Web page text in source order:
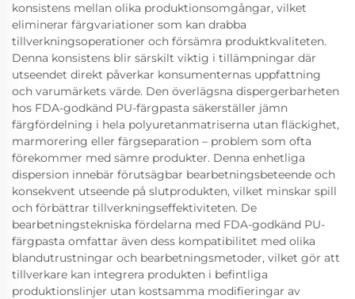
konsistens mellan olika produktionsomgångar, vilket
eliminerar färgvariationer som kan drabba
tillverkningsoperationer och försämra produktkvaliteten.
Denna konsistens blir särskilt viktig i tillämpningar där
utseendet direkt påverkar konsumenternas uppfattning
och varumärkets värde. Den överlägsna dispergerbarheten
hos FDA-godkänd PU-färgpasta säkerställer jämn
färgfördelning i hela polyuretanmatriserna utan fläckighet,
marmorering eller färgseparation – problem som ofta
förekommer med sämre produkter. Denna enhetliga
dispersion innebär förutsägbar bearbetningsbeteende och
konsekvent utseende på slutprodukten, vilket minskar spill
och förbättrar tillverkningseffektiviteten. De
bearbetningstekniska fördelarna med FDA-godkänd PU-
färgpasta omfattar även dess kompatibilitet med olika
blandutrustningar och bearbetningsmetoder, vilket gör att
tillverkare kan integrera produkten i befintliga
produktionslinjer utan kostsamma modifieringar av